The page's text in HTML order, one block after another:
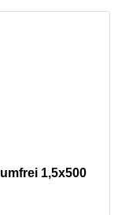
1,5x500